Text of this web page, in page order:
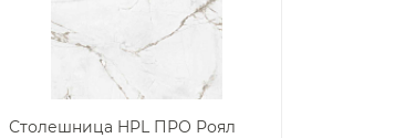
Столешница HPL ПРО Роял